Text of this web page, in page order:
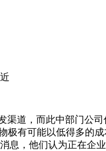
，而此中部门公司
极有可能以低得多的
息，他们认为正在企